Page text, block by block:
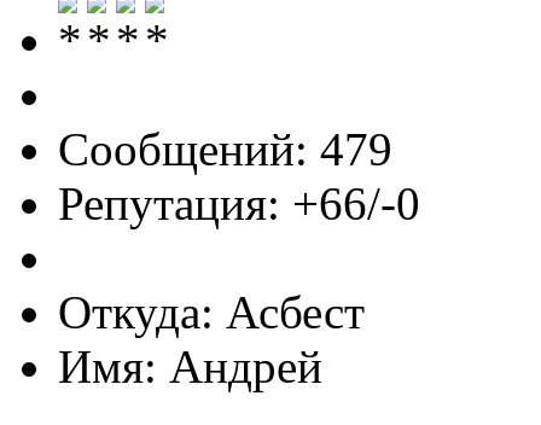
Сообщений: 479
Репутация: +66/-0
Откуда: Асбест
Имя: Андрей